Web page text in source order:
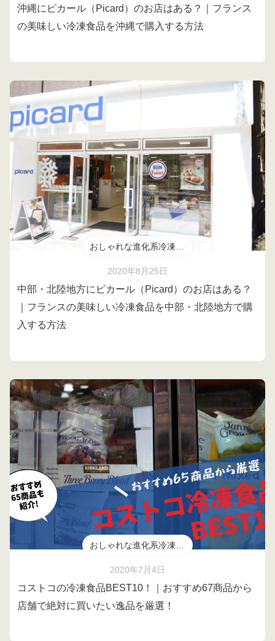
沖縄にピカール（Picard）のお店はある？｜フランス
の美味しい冷凍食品を沖縄で購入する方法
おしゃれな進化系冷凍食品
2020年8月25日
中部・北陸地方にピカール（Picard）のお店はある？
｜フランスの美味しい冷凍食品を中部・北陸地方で購
入する方法
おしゃれな進化系冷凍食品
2020年7月4日
コストコの冷凍食品BEST10！｜おすすめ67商品から
店舗で絶対に買いたい逸品を厳選！